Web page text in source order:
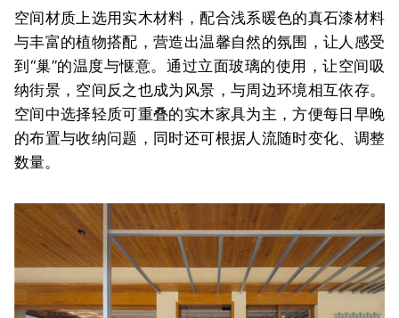
空间材质上选用实木材料，配合浅系暖色的真石漆材料
与丰富的植物搭配，营造出温馨自然的氛围，让人感受
到“巢”的温度与惬意。通过立面玻璃的使用，让空间吸
纳街景，空间反之也成为风景，与周边环境相互依存。
空间中选择轻质可重叠的实木家具为主，方便每日早晚
的布置与收纳问题，同时还可根据人流随时变化、调整
数量。